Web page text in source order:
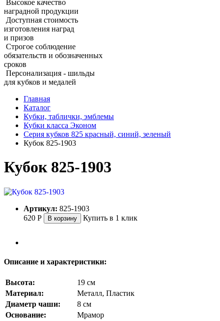
Высокое качество
наградной продукции
Доступная стоимость
изготовления наград
и призов
Строгое соблюдение
обязательств и обозначенных
сроков
Персонализация - шильды
для кубков и медалей
Главная
Каталог
Кубки, таблички, эмблемы
Кубки класса Эконом
Серия кубков 825 красный, синий, зеленый
Кубок 825‑1903
Кубок 825‑1903
Артикул: 825-1903
620 Р В корзину Купить в 1 клик
Описание и характеристики:
Высота:
19 см
Материал:
Металл, Пластик
Диаметр чаши:
8 см
Основание:
Мрамор